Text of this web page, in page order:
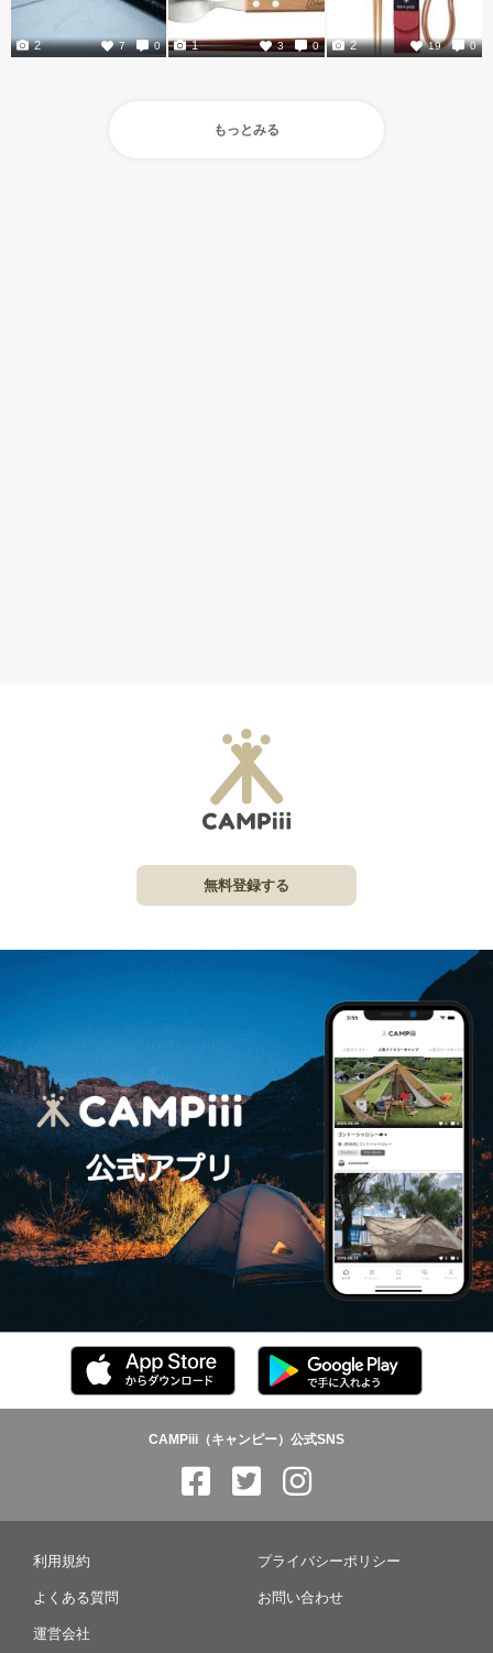
7 0
2 3 0
1 19 0
2
もっとみる
無料登録する
CAMPiii（キャンピー）公式SNS
利用規約 プライバシーポリシー
よくある質問 お問い合わせ
運営会社